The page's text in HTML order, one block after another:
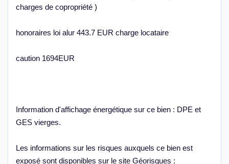
charges de copropriété )
honoraires loi alur 443.7 EUR charge locataire
caution 1694EUR
Information d'affichage énergétique sur ce bien : DPE et
GES vierges.
Les informations sur les risques auxquels ce bien est
exposé sont disponibles sur le site Géorisques :